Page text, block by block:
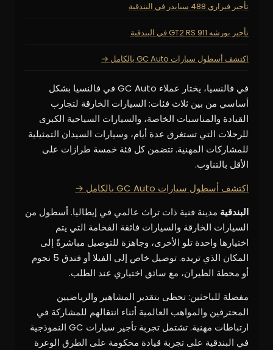
تأجير فيراري 488 سبايدر في البندقية
تأجير بورشه 911 GT2 RS في البندقية
اكتشف أسطول سيارات GC Auto بالكامل →
في فالنسيا، يختار عملاء GC Auto في فالنسيا بشكل
أساسي من بين ثلاث فئات: السيارات الخارقة لتجارب
القيادة والمناسبات الخاصة، والسيارات السياحية الكبرى
للرحلات التي تستغرق عدة أيام، وسيارات السيدان التمثيلية
للمشاركات المهنية. تتضمن كل فئة خمسة طرازات على
الأقل بالتناوب.
اكتشف أسطول سيارات GC Auto بالكامل →
البندقية مدينة فنية ذات تراث عالمي في إيطاليا. أسطول من
السيارات الخارقة والسيارات فائقة الفخامة التي يتم
اختيارها واحدة تلو الأخرى، وجاهزة للتوصيل مباشرةً إلى
المكان الذي تريده. توصيل خاص إلى الفيلا أو فندق 5 نجوم
أو محطة الطيران، مع سائق اختياري عند الطلب.
مفضلة للباحثين: تحظى بتقدير المشاهير والرياضيين
المحترفين والمواهب العالمية أثناء انتقالهم للمشاركة في
ارتباطات مهنية. تشتمل تجربة تأجير سيارات GC النموذجية
في البندقية على تجربة قيادة محكومة على الطرق الوعرة